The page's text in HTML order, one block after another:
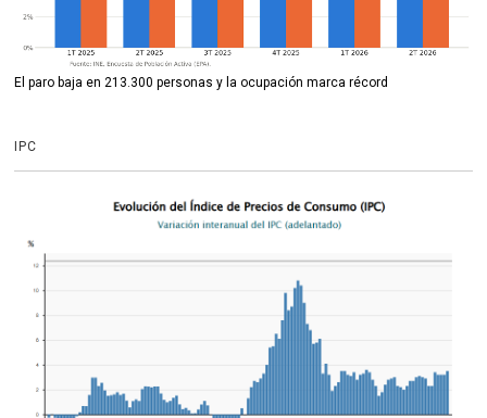
El paro baja en 213.300 personas y la ocupación marca récord
IPC